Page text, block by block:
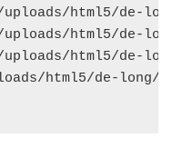
html5/de-
html5/de-
html5/de-
html5/de-